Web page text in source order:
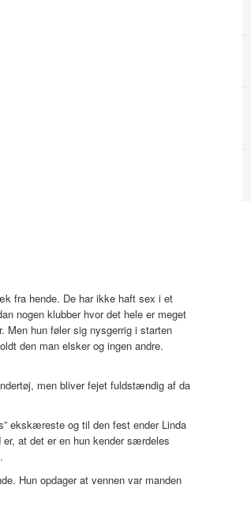
fra hende. De har ikke haft sex i et
nogen klubber hvor det hele er meget
Men hun føler sig nysgerrig i starten
den man elsker og ingen andre.
men bliver fejet fuldstændig af da
ekskæreste og til den fest ender Linda
at det er en hun kender særdeles
Hun opdager at vennen var manden